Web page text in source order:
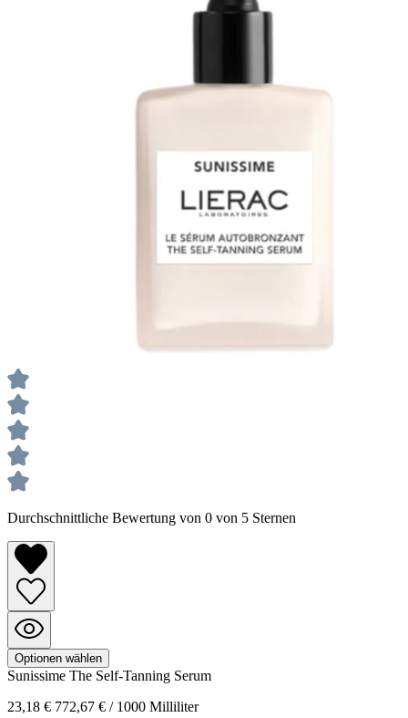
Durchschnittliche Bewertung von 0 von 5 Sternen
Optionen wählen
Sunissime The Self-Tanning Serum
23,18 € 772,67 € / 1000 Milliliter